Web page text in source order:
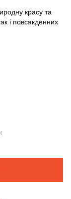
красу та
і повсякденних